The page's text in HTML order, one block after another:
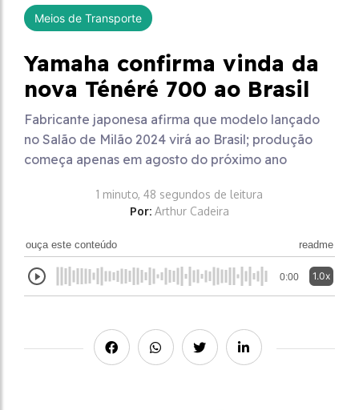
Meios de Transporte
Yamaha confirma vinda da
nova Ténéré 700 ao Brasil
Fabricante japonesa afirma que modelo lançado
no Salão de Milão 2024 virá ao Brasil; produção
começa apenas em agosto do próximo ano
1 minuto, 48 segundos de leitura
Por: Arthur Cadeira
ouça este conteúdo readme
0:00 1.0x